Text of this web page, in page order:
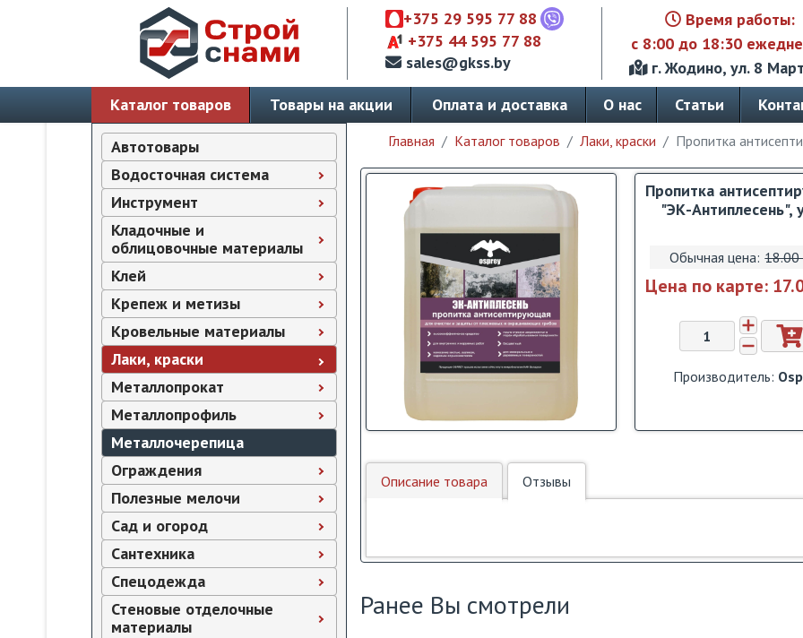
+375 29 595 77 88
+375 44 595 77 88
sales@gkss.by
Время работы:
с 8:00 до 18:30
г. Жодино, ул. 8
Каталог товаров
Товары на акции Оплата и доставка О нас Статьи
Автотовары
Водосточная система
Инструмент
Кладочные и
облицовочные материалы
Клей
Крепеж и метизы
Кровельные материалы
Лаки, краски
Металлопрокат
Металлопрофиль
Металлочерепица
Ограждения
Полезные мелочи
Сад и огород
Сантехника
Спецодежда
Стеновые отделочные
материалы
Главная Каталог товаров Лаки, краски Пропитка
Пропитка
"ЭК-Антиплесень",
Обычная цена: 18.00
Цена по карте:
Производитель:
Описание товара Отзывы
Ранее Вы смотрели